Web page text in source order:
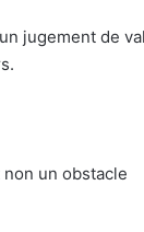
jugement de
un obstacle